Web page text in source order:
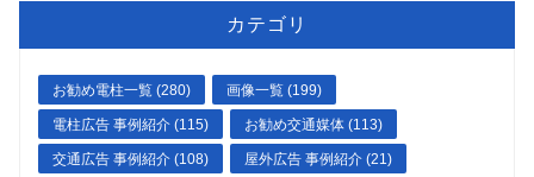
カテゴリ
お勧め電柱一覧 (280) 画像一覧 (199)
電柱広告 事例紹介 (115) お勧め交通媒体 (113)
交通広告 事例紹介 (108) 屋外広告 事例紹介 (21)